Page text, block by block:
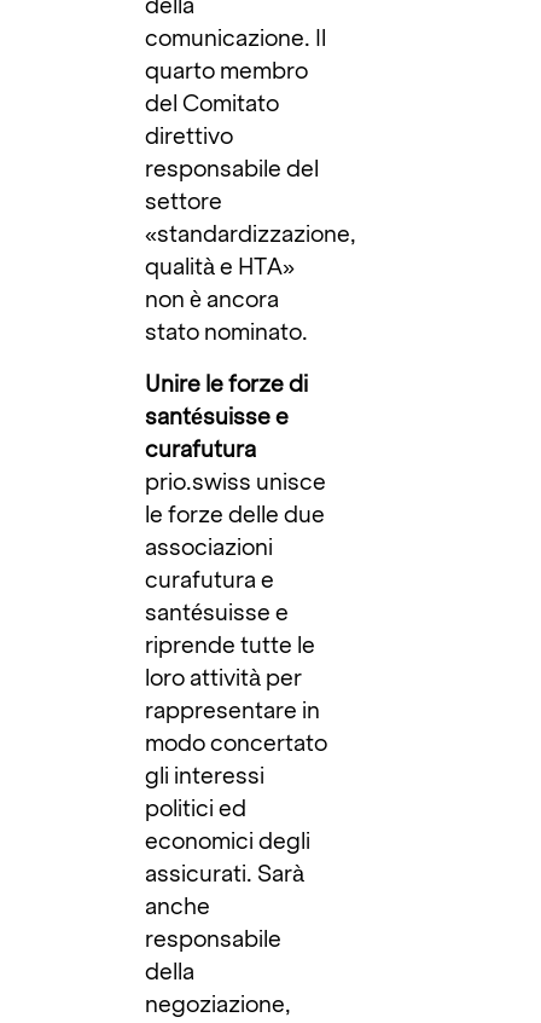
della
comunicazione. Il
quarto membro
del Comitato
direttivo
responsabile del
settore
«standardizzazione,
qualità e HTA»
non è ancora
stato nominato.
Unire le forze di
santésuisse e
curafutura
prio.swiss unisce
le forze delle due
associazioni
curafutura e
santésuisse e
riprende tutte le
loro attività per
rappresentare in
modo concertato
gli interessi
politici ed
economici degli
assicurati. Sarà
anche
responsabile
della
negoziazione,